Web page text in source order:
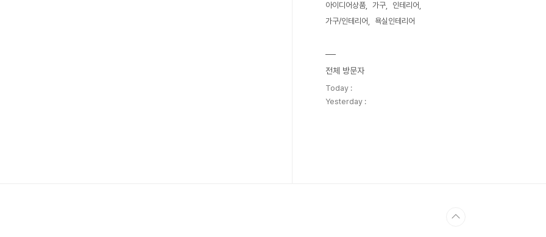
아이디어상품
가구
인테리어
가구/인테리어
욕실인테리어
전체 방문자
Today :
Yesterday :